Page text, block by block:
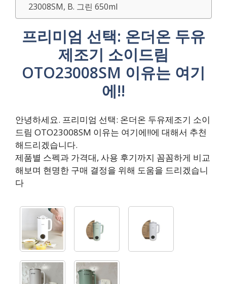
23008SM, B. 그린 650ml
프리미엄 선택: 온더온 두유
제조기 소이드림
OTO23008SM 이유는 여기
에!!
안녕하세요. 프리미엄 선택: 온더온 두유제조기 소이
드림 OTO23008SM 이유는 여기에!!에 대해서 추천
해드리겠습니다.
제품별 스펙과 가격대, 사용 후기까지 꼼꼼하게 비교
해보며 현명한 구매 결정을 위해 도움을 드리겠습니
다